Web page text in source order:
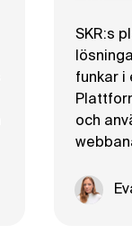
SKR:s
funkar i
och